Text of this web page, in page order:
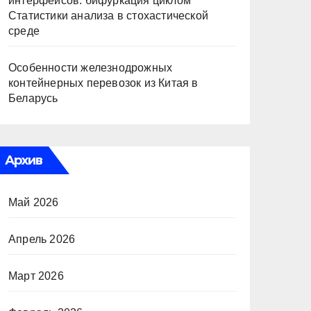
Статистики анализа в стохастической
среде
Особенности железнодрожных
контейнерных перевозок из Китая в
Беларусь
Архив
Май 2026
Апрель 2026
Март 2026